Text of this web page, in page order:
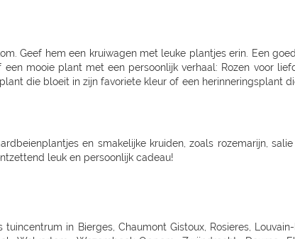
Geef hem een kruiwagen met leuke plantjes erin. Een
mooie plant met een persoonlijk verhaal: Rozen voor
die bloeit in zijn favoriete kleur of een herinneringsplant
en smakelijke kruiden, zoals rozemarijn,
leuk en persoonlijk cadeau!
Duisburg-Kasslerfeld, Duisburg, DUISBURG, Moers-Schwafheim, KREFELD, WARENDORF, Dülmen, RHEINE, Billerbeck, GEORGSMARIENHÜTTE, BELM, MELLE, VECHTA, Vechta, Visbek, IBBENBÜREN, Ibbenbüren, LENGERICH, BRAMSCHE-ENGTER, CLOPPENBURG, MEPPEN, Haselünne, Wesseling, Köln, KÖLN (JUNKERSDORF), KOLN-DELLBRUCK, BERGISCH GLADBACH, RÖSRATH, GUMMERSBACH, JÜLICH, Bonn, MECKENHEIM, ALFTER-OEDEKOVEN, Alfter, RHEINBACH, Sinzig, KÖNIGSWINTER, ST.AUGUSTIN-BIRLINGHOVEN, Troisdorf, EUSKIRCHEN, MECHERNICH-KOMMERN, Zülpich-ülpenich, KALL, Wasserliesch, MAINZ-HECHTSHEIM, Alzey, Nieder-Olm, SIMMERN, Idar-Oberstein, Nastätten, MAYEN, NETHPHEN-DIES-TIEFENBACH, LENNESTADT, HAGEN, HAGEN-HASPE, SCHWERTE, WITTEN, LÜDENSCHEID, ISERLOHN, MENDEN, AHLEN, Luedingshausen, UNNA, Soest, ARNSBERG, FRANKFURT AM MAIN (KELBACH), FRANKFURT, FRANKFURT-SCHWANHEIM, BAD VILBEL, NIDDERAU, FRIEDBERG, USINGEN, BAD HOMBURG, FRIEDRICHSDORF, Oberursel, OFFENBACH, RODGAU, DREIEICH, RÖDERMARK, HANAU, BAD SODEN - SALMUNSTER, GLAUBURG, ASCHAFFENBURG, ALZENAU, MOMBRIS, Stockstadt, ELSENFELD, MILTENBERG, DARMSTADT, Pfungstadt, Groß Gerau, MORFELDEN-WALLDORF, BENSHEIM, HEPPENHEIM, DIEBURG, GROß UMSTADT, WIESBADEN-BIEBRICH, Wiesbaden, Ruesselsheim, IDSTEIN, DIEZ, Kelkheim, Frankfurt am Main, St. Ingbert, MERZIG-BALLERN, LANDSTUHL, Bad Duerkheim, GRÜNSTADT, KAISERSLAUTERN, MANNHEIM, HEIDELBERG, WIESLOCH, Weinheim, STUTTGART 40 (ZUFFENHAUSEN), STUTTGART (DEGERLOCH), FELLBACH, LEINFELDEN-ECHTERDING, SINDELFINGEN, HERRENBERG, LEONBERG, LEONBERG 1, Ditzingen, Weil der Stadt, RUTESHEIM, Winnenden, BACKNANG, Murrhardt, LUDWIGSBURG, VAIHINGEN-ENZ, MÖGLINGEN, TUBINGEN, Mössingen, NAGOLD, Altensteig, BALINGEN, HECHINGEN, SIGMARINGEN, METZINGEN, BAD URACH, REUTLINGEN, PFULLINGEN, GOEPPINGEN, KIRCHHEIM/TECK, KIRCHHEIM / TECK, GEISLINGEN, AALEN, ELLWANGEN, SCHWABISCH GMUEND, SCHWÄBISCH GMÜND, SCHORNDORF, ESSLINGEN, HEILBRONN, NECKARSULM, WEINSBERG, WIDDERN, BIETIGHEIM-BISSINGEN, BRACKENHEIM, LAUFFEN, HESSIGHEIM, Gaildorf, SCHWABISCH HALL, ÖHRINGEN, BUCHEN, Bad Rappenau, BRETTEN, PFORZHEIM, KARLSRUHE GRÖTZINGEN, SINZHEIM, BRUCHSAL, LANDAU, OFFENBURG, KEHL, Bühl, LAHR, SINGEN, HILZINGEN, KONSTANZ, INSEL MAINAU, ROTTWEIL, FREIBURG, BREISACH, Ehrenkirchen, EMMENDINGEN, RHEINFELDEN, SCHOPFHEIM, WEHR-BRENNET, BAD SÄCKINGEN, WALDSHUT-TIENGEN, Klettgau, Wutöschingen-Schwerzen, München, MUENCHEN, MÜNCHEN 60 (OBERMENZING), Muenchen-Daglfing, UNTERHACHING, GERMERING, BUCHENDORF-GAUTING, GAUTING, OLCHING-GEISELBULLACH, Planegg-Martinsried, FÜRSTENFELDBRUCK, STARNBERG, WEILHEIM, PENZBERG, PEISSENBERG, MURNAU, WOLFRATSHAUSEN, BRUCKMÜHL, RAUBLING-PFRAUNDORF, STEPHANSKIRCHEN, TRAUNSTEIN, TRAUNREUT, FREILASSING, PIDING, WASSERBURG, BAD TOLZ, MIESBACH, LANDSHUT, DINGOLFING, VILSBIBURG, ECHING/WEIXERAU, PFARRKIRCHEN, SIMBACH, Dorfen, WALDKRAIBURG, BURGHAUSEN, DACHAU, PFAFFENHOFEN, FREISING, Moosburg, ECHING, ERDING, HAAR, POING, PARSDORF, KIRCHSEEON, Brunnthal, UNTERFÖHRING, KRUMBACH, STADTBERGEN, MERING, AICHACH-ECKNACH, DOUNAUWORTH, NEUBURG, WERTINGEN, NÖRDLINGEN, BUCHLOE, SCHWABMÜNCHEN, Klosterlechfeld, LANDSBERG AM LECH, Dießen am Ammersee, SCHONGAU, KEMPTEN, IMMENSTADT, KAUFBEUREN, MARKTOBERDORF, FUSSEN, MAUERSTETTEN, MEMMINGEN, MINDELHEIM, FRIEDRICHSHAFEN, Lindau, RAVENSBURG, WANGEN, Wilhelmsdorf,